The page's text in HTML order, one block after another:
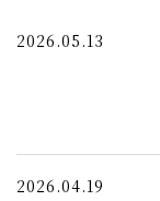
2026.05.13
2026.04.19